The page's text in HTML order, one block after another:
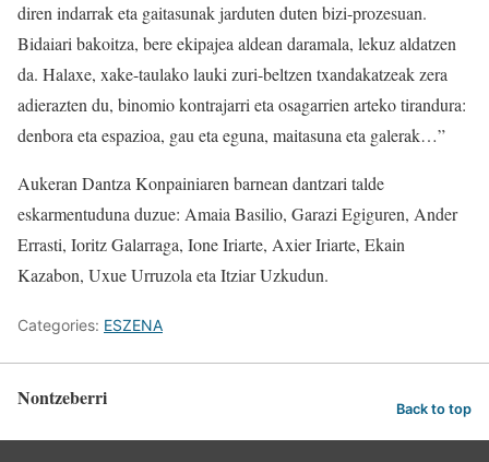
diren indarrak eta gaitasunak jarduten duten bizi-prozesuan.
Bidaiari bakoitza, bere ekipajea aldean daramala, lekuz aldatzen
da. Halaxe, xake-taulako lauki zuri-beltzen txandakatzeak zera
adierazten du, binomio kontrajarri eta osagarrien arteko tirandura:
denbora eta espazioa, gau eta eguna, maitasuna eta galerak…”
Aukeran Dantza Konpainiaren barnean dantzari talde
eskarmentuduna duzue: Amaia Basilio, Garazi Egiguren, Ander
Errasti, Ioritz Galarraga, Ione Iriarte, Axier Iriarte, Ekain
Kazabon, Uxue Urruzola eta Itziar Uzkudun.
Categories: ESZENA
Nontzeberri Back to top